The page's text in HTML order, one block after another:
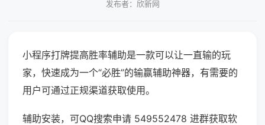
发布者：欣新网
小程序打牌提高胜率辅助是一款可以让一直输的玩
家，快速成为一个“必胜”的输赢辅助神器，有需要的
用户可通过正规渠道获取使用。
辅助安装，可QQ搜索申请 549552478 进群获取软